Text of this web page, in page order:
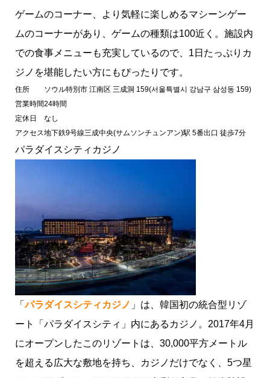
ゲームのコーナー、より気軽に楽しめるマシーンゲー
ムのコーナーがあり、ゲームの種類は100近く。施設内
での食事メニューも充実しているので、1日たっぷりカ
ジノを堪能したい方にもぴったりです。
住所
ソウル特別市 江南区 三成洞 159(서울특별시 강남구 삼성동 159)
営業時間24時間
定休日
なし
アクセス地下鉄9号線三成中央(サムソンチュンアン)駅 5番出口 徒歩7分
パラダイスシティカジノ
「パラダイスシティカジノ 」は、韓国初の統合型リゾ
ート「パラダイスシティ」内にあるカジノ。2017年4月
にオープンしたこのリゾートは、30,000平方メートル
を超える広大な敷地を持ち、カジノだけでなく、5つ星